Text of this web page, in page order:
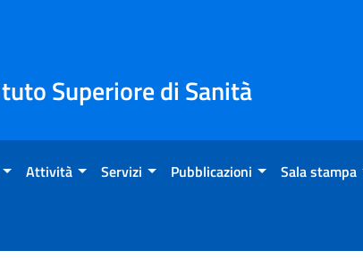
Superiore di Sanità
Attività Servizi Pubblicazioni Sala stampa